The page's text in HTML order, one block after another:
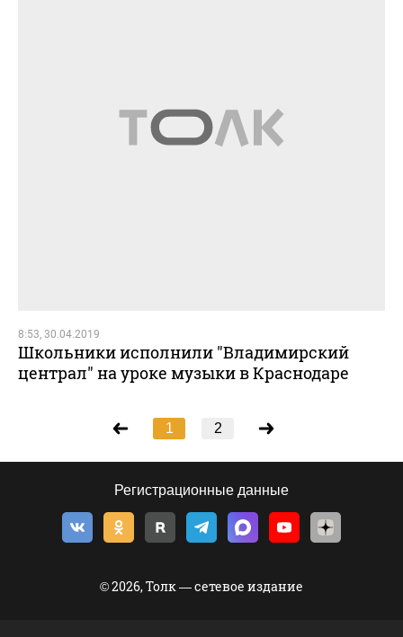
8:53, 30.04.2019
Школьники исполнили "Владимирский
централ" на уроке музыки в Краснодаре
1 2
Регистрационные данные
© 2026, Толк — сетевое издание